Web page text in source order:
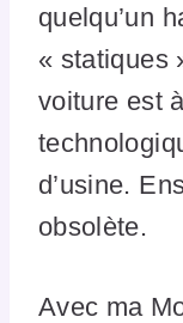
quelqu’un
« statiques
voiture est
d’usine.
obsolète.
Avec ma